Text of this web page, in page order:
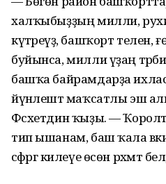
халҡыбыҙҙың милли,
күтәреүҙә, башҡорт телен,
буйынса, милли үҙаң
башҡа байрамдарҙа
йүнәлештә маҡсатлы эш
Фәсхетдин ҡыҙы. —
тип ышанам, баш ҡала
сәфәргә килеүе өсөн рәхмәт